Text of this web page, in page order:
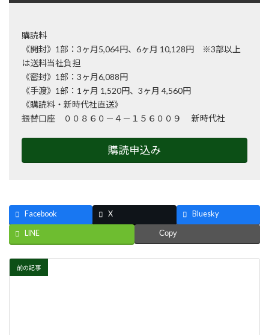
購読料
《開封》1部：3ヶ月5,064円、6ヶ月 10,128円 ※3部以上
は送料当社負担
《密封》1部：3ヶ月6,088円
《手渡》1部：1ヶ月 1,520円、3ヶ月 4,560円
《購読料・新時代社直送》
振替口座 ００８６０－４－１５６００９ 新時代社
購読申込み
Facebook X Bluesky
LINE Copy
前の記事